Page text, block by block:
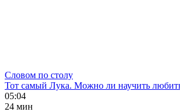
Словом по столу
Тот самый Лука. Можно ли научить
05:04
24 мин